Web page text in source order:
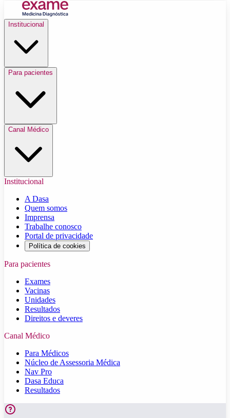
Institucional
Para pacientes
Canal Médico
Institucional
A Dasa
Quem somos
Imprensa
Trabalhe conosco
Portal de privacidade
Política de cookies
Para pacientes
Exames
Vacinas
Unidades
Resultados
Direitos e deveres
Canal Médico
Para Médicos
Núcleo de Assessoria Médica
Nav Pro
Dasa Educa
Resultados